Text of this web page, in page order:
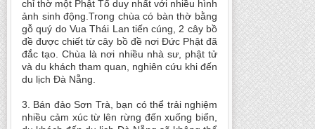
chỉ thờ một Phật Tổ duy nhất với nhiều hình
ảnh sinh động.Trong chùa có bàn thờ bằng
gỗ quý do Vua Thái Lan tiến cúng, 2 cây bồ
đề được chiết từ cây bồ đề nơi Đức Phật đã
đắc tạo. Chùa là nơi nhiều nhà sư, phật tử
và du khách tham quan, nghiên cứu khi đến
du lịch Đà Nẵng.
3. Bán đảo Sơn Trà, bạn có thể trải nghiệm
nhiều cảm xúc từ lên rừng đến xuống biển,